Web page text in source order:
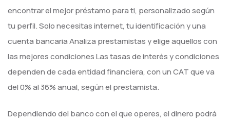
encontrar el mejor préstamo para ti, personalizado según
tu perfil. Solo necesitas internet, tu identificación y una
cuenta bancaria Analiza prestamistas y elige aquellos con
las mejores condiciones Las tasas de interés y condiciones
dependen de cada entidad financiera, con un CAT que va
del 0% al 36% anual, según el prestamista.
Dependiendo del banco con el que operes, el dinero podrá